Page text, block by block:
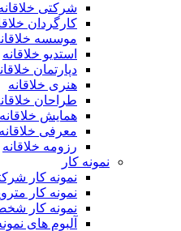
شرکتی
کارگردان
موسسه
استدیو خلاقانه
دپارتمان
هنری خلاقانه
طراحان
همایش خلاقانه
معرفی خلاقانه
رزومه خلاقانه
نمونه کار
نمونه کار
نمونه کار
نمونه کار
آلبوم های